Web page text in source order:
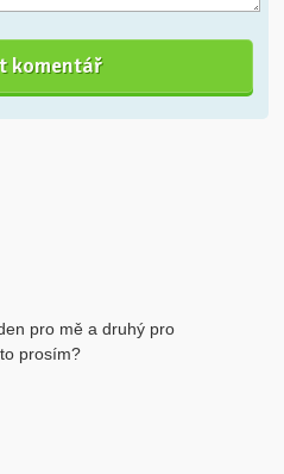
pro mě a druhý pro
prosím?